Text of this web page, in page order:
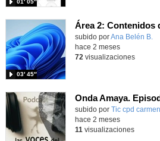
01′ 05″
Área 2: Contenidos
Contenido educativo.
subido porAna Belén B.
03′ 45″
hace 2 meses
72 visualizaciones
Contenido educativo.
subido por Tic cpd
hace 2 meses
11 visualizaciones